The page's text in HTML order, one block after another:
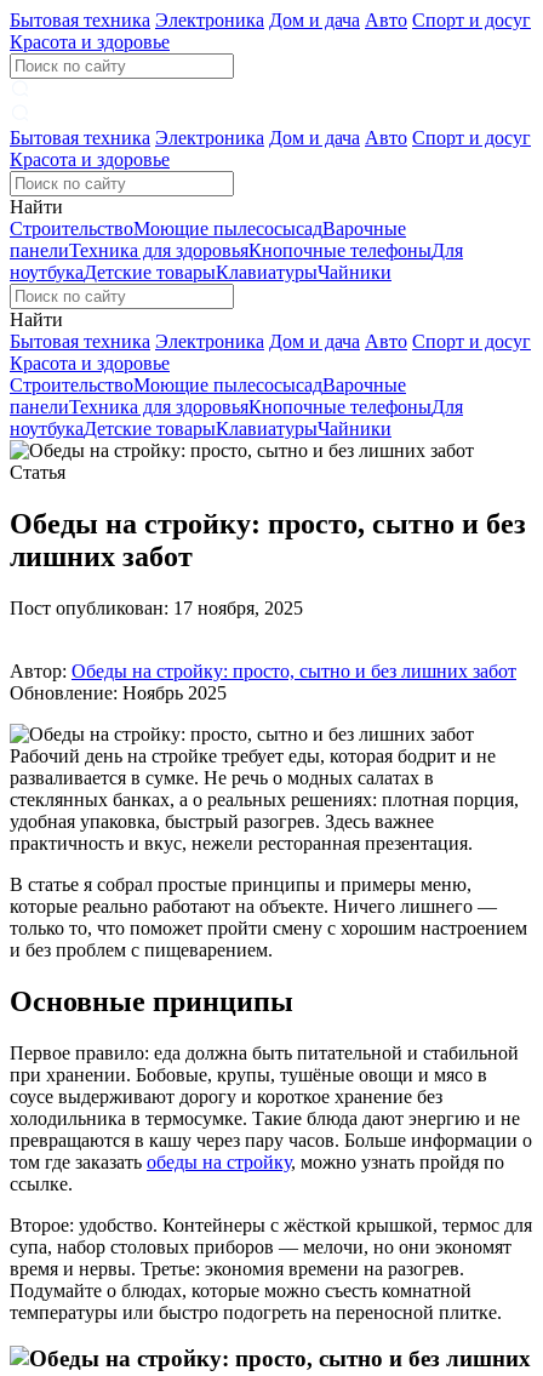
Бытовая техника Электроника Дом и дача Авто Спорт и досуг
Красота и здоровье
Бытовая техника Электроника Дом и дача Авто Спорт и досуг
Красота и здоровье
Найти
СтроительствоМоющие пылесосысадВарочные
панелиТехника для здоровьяКнопочные телефоныДля
ноутбукаДетские товарыКлавиатурыЧайники
Найти
Бытовая техника Электроника Дом и дача Авто Спорт и досуг
Красота и здоровье
СтроительствоМоющие пылесосысадВарочные
панелиТехника для здоровьяКнопочные телефоныДля
ноутбукаДетские товарыКлавиатурыЧайники
Статья
Обеды на стройку: просто, сытно и без
лишних забот
Пост опубликован: 17 ноября, 2025
Автор: Обеды на стройку: просто, сытно и без лишних забот
Обновление: Ноябрь 2025
Рабочий день на стройке требует еды, которая бодрит и не
разваливается в сумке. Не речь о модных салатах в
стеклянных банках, а о реальных решениях: плотная порция,
удобная упаковка, быстрый разогрев. Здесь важнее
практичность и вкус, нежели ресторанная презентация.
В статье я собрал простые принципы и примеры меню,
которые реально работают на объекте. Ничего лишнего —
только то, что поможет пройти смену с хорошим настроением
и без проблем с пищеварением.
Основные принципы
Первое правило: еда должна быть питательной и стабильной
при хранении. Бобовые, крупы, тушёные овощи и мясо в
соусе выдерживают дорогу и короткое хранение без
холодильника в термосумке. Такие блюда дают энергию и не
превращаются в кашу через пару часов. Больше информации о
том где заказать обеды на стройку, можно узнать пройдя по
ссылке.
Второе: удобство. Контейнеры с жёсткой крышкой, термос для
супа, набор столовых приборов — мелочи, но они экономят
время и нервы. Третье: экономия времени на разогрев.
Подумайте о блюдах, которые можно съесть комнатной
температуры или быстро подогреть на переносной плитке.